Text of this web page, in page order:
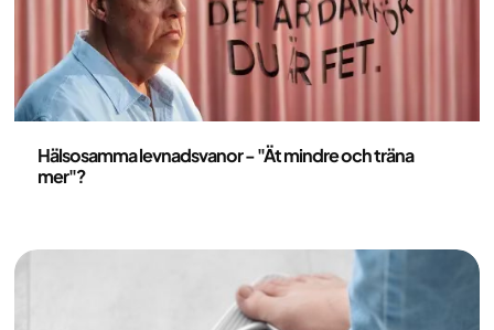
Hälsosamma levnadsvanor - "Ät mindre och träna
mer"?